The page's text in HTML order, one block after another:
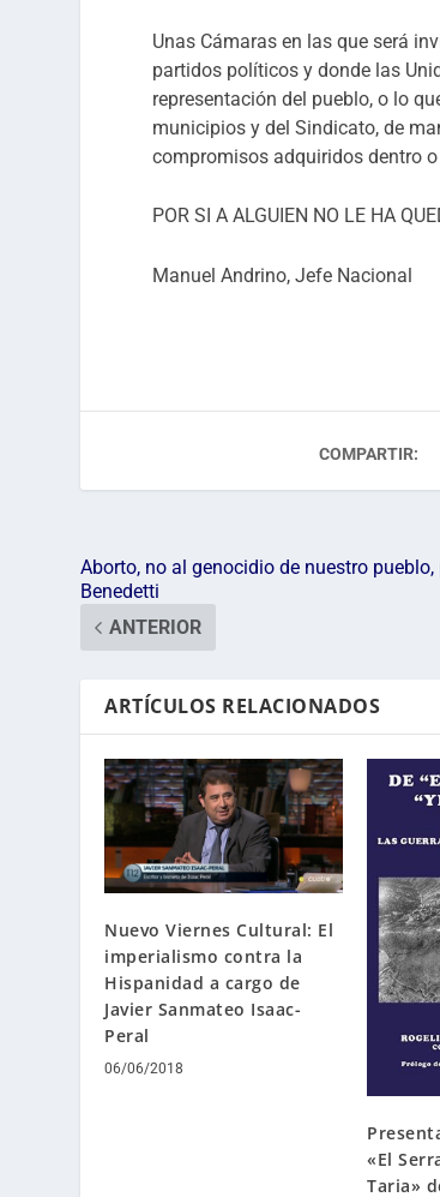
Unas Cámaras en las que será
partidos políticos y donde las
representación del pueblo, o lo
municipios y del Sindicato, de
compromisos adquiridos dentro
POR SI A ALGUIEN NO LE HA
Manuel Andrino, Jefe Nacional
COMPARTIR:
Aborto, no al genocidio de nuestro pueblo,
Benedetti
ANTERIOR
ARTÍCULOS RELACIONADOS
Nuevo Viernes Cultural: El
imperialismo contra la
Hispanidad a cargo de
Javier Sanmateo Isaac-
Peral
06/06/2018
«El
Taria»